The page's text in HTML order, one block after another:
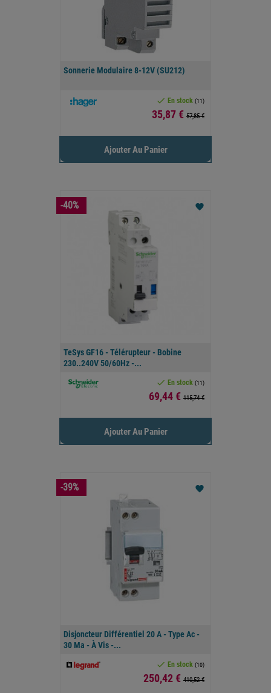
Sonnerie Modulaire 8-12V (SU212)
 En stock (11)
Prix
35,87 € 57,85 €
Ajouter Au Panier
TeSys GF16 - Télérupteur - Bobine
230..240V 50/60Hz -...
 En stock (11)
Prix
69,44 € 115,74 €
favorite
Ajouter Au Panier
-40%
Disjoncteur Différentiel 20 A - Type Ac -
30 Ma - À Vis -...
 En stock (10)
Prix
250,42 € 410,52 €
favorite
-39%